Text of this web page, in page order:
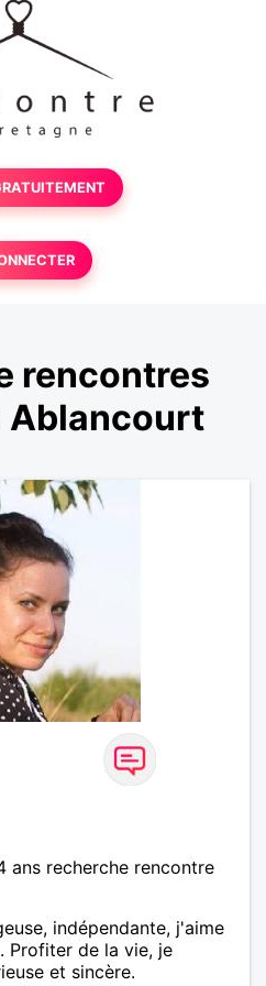
rencontres
Ablancourt
ans recherche rencontre
indépendante, j'aime
Profiter de la vie, je
et sincère.